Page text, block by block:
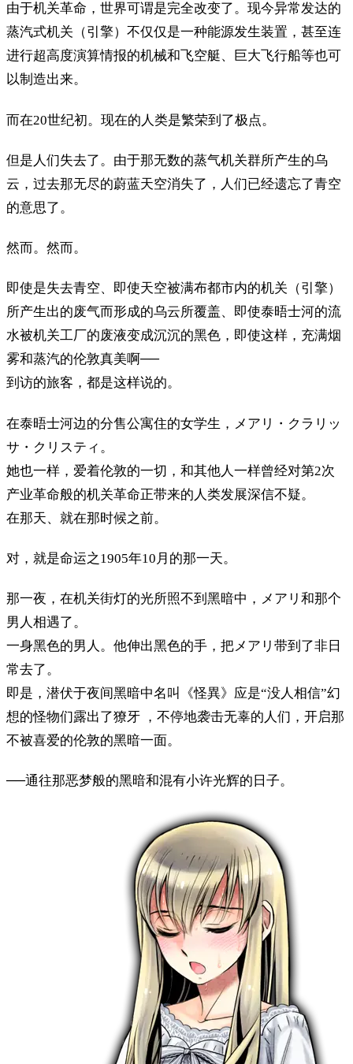
由于机关革命，世界可谓是完全改变了。现今异常发达的
蒸汽式机关（引擎）不仅仅是一种能源发生装置，甚至连
进行超高度演算情报的机械和飞空艇、巨大飞行船等也可
以制造出来。
而在20世纪初。现在的人类是繁荣到了极点。
但是人们失去了。由于那无数的蒸气机关群所产生的乌
云，过去那无尽的蔚蓝天空消失了，人们已经遗忘了青空
的意思了。
然而。然而。
即使是失去青空、即使天空被满布都市内的机关（引擎）
所产生出的废气而形成的乌云所覆盖、即使泰晤士河的流
水被机关工厂的废液变成沉沉的黑色，即使这样，充满烟
雾和蒸汽的伦敦真美啊──
到访的旅客，都是这样说的。
在泰晤士河边的分售公寓住的女学生，メアリ・クラリッ
サ・クリスティ。
她也一样，爱着伦敦的一切，和其他人一样曾经对第2次
产业革命般的机关革命正带来的人类发展深信不疑。
在那天、就在那时候之前。
对，就是命运之1905年10月的那一天。
那一夜，在机关街灯的光所照不到黑暗中，メアリ和那个
男人相遇了。
一身黑色的男人。他伸出黑色的手，把メアリ带到了非日
常去了。
即是，潜伏于夜间黑暗中名叫《怪異》应是“没人相信”幻
想的怪物们露出了獠牙 ，不停地袭击无辜的人们，开启那
不被喜爱的伦敦的黑暗一面。
──通往那恶梦般的黑暗和混有小许光辉的日子。